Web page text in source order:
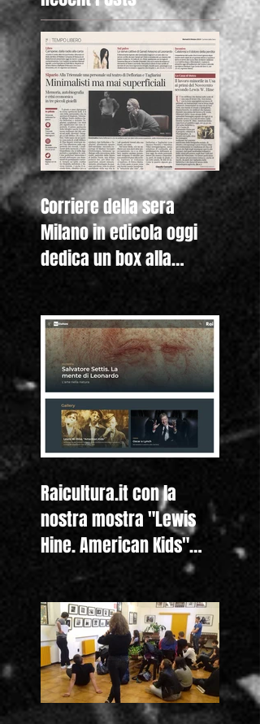
Corriere della sera
Milano in edicola oggi
dedica un box alla
Hine. Americ
Raicultura.it con la
nostra mostra "Lewis
Hine. American Kids"
anche nella homepage